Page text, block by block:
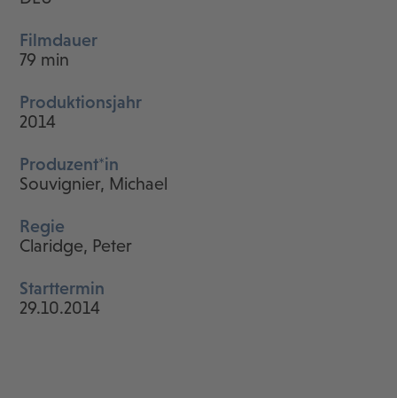
Filmdauer
79 min
Produktionsjahr
2014
Produzent*in
Souvignier, Michael
Regie
Claridge, Peter
Starttermin
29.10.2014